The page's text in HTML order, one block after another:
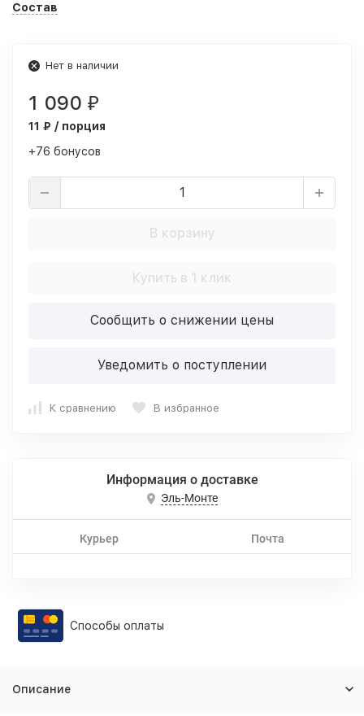
Состав
Нет в наличии
1 090 ₽
11 ₽ / порция
+76 бонусов
В корзину
Купить в 1 клик
Сообщить о снижении цены
Уведомить о поступлении
К сравнению В избранное
Информация о доставке
Эль-Монте
Курьер Почта
Способы оплаты
Описание